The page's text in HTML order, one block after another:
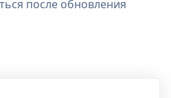
после обновления